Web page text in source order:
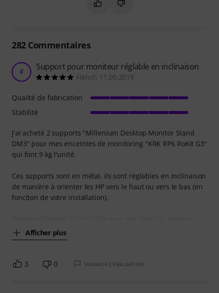
Marquer ce résumé comme utile
Marquer ce résumé comme
282Commentaires
F Support pour moniteur réglable en inclinaison
Flench 11.05.2019
J'ai acheté 2 supports "Millenium Desktop Monitor Stand
DM3" pour mes enceintes de monitoring "KRK RP6 RoKit G3"
qui font 9 kg l'unité.
Ces supports sont en métal, ils sont réglables en inclinaison
de manière à orienter les HP vers le haut ou vers le bas (en
fonction de votre installation).
Afficher plus
Qualité de fabrication
Stabilité
3 0 SIGNALER L'ÉVALUATION